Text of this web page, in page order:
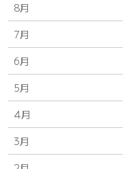
8月
7月
6月
5月
4月
3月